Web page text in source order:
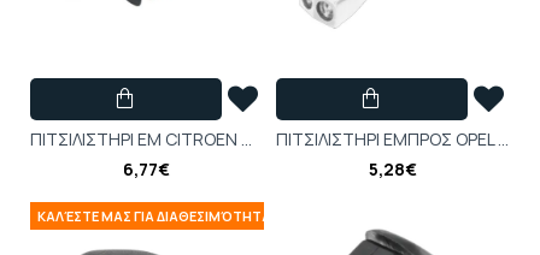
ΠΙΤΣΙΛΙΣΤΗΡΙ ΕΜ CITROEN C4 PICASSO
6,77€
ΠITΣIΛIΣTHPI EMΠΡΟΣ OPEL MERIVA-A-1451243A
5,28€
ΚΑΛΈΣΤΕ ΜΑΣ ΓΙΑ ΔΙΑΘΕΣΙΜΌΤΗΤΑ